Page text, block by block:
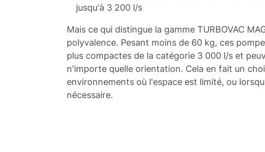
jusqu'à 3 200 l/s
Mais ce qui distingue la gamme TURBOVAC
polyvalence. Pesant moins de 60 kg, ces
plus compactes de la catégorie 3 000 l/s et
n'importe quelle orientation. Cela en fait un
environnements où l'espace est limité, ou
nécessaire.